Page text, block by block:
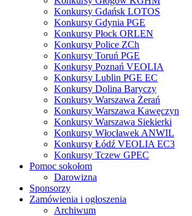
Konkursy Gdańsk LOTOS
Konkursy Gdynia PGE
Konkursy Płock ORLEN
Konkursy Police ZCh
Konkursy Toruń PGE
Konkursy Poznań VEOLIA
Konkursy Lublin PGE EC
Konkursy Dolina Baryczy
Konkursy Warszawa Żerań
Konkursy Warszawa Kawęczyn
Konkursy Warszawa Siekierki
Konkursy Włocławek ANWIL
Konkursy Łódź VEOLIA EC3
Konkursy Tczew GPEC
Pomoc sokołom
Darowizna
Sponsorzy
Zamówienia i ogłoszenia
Archiwum